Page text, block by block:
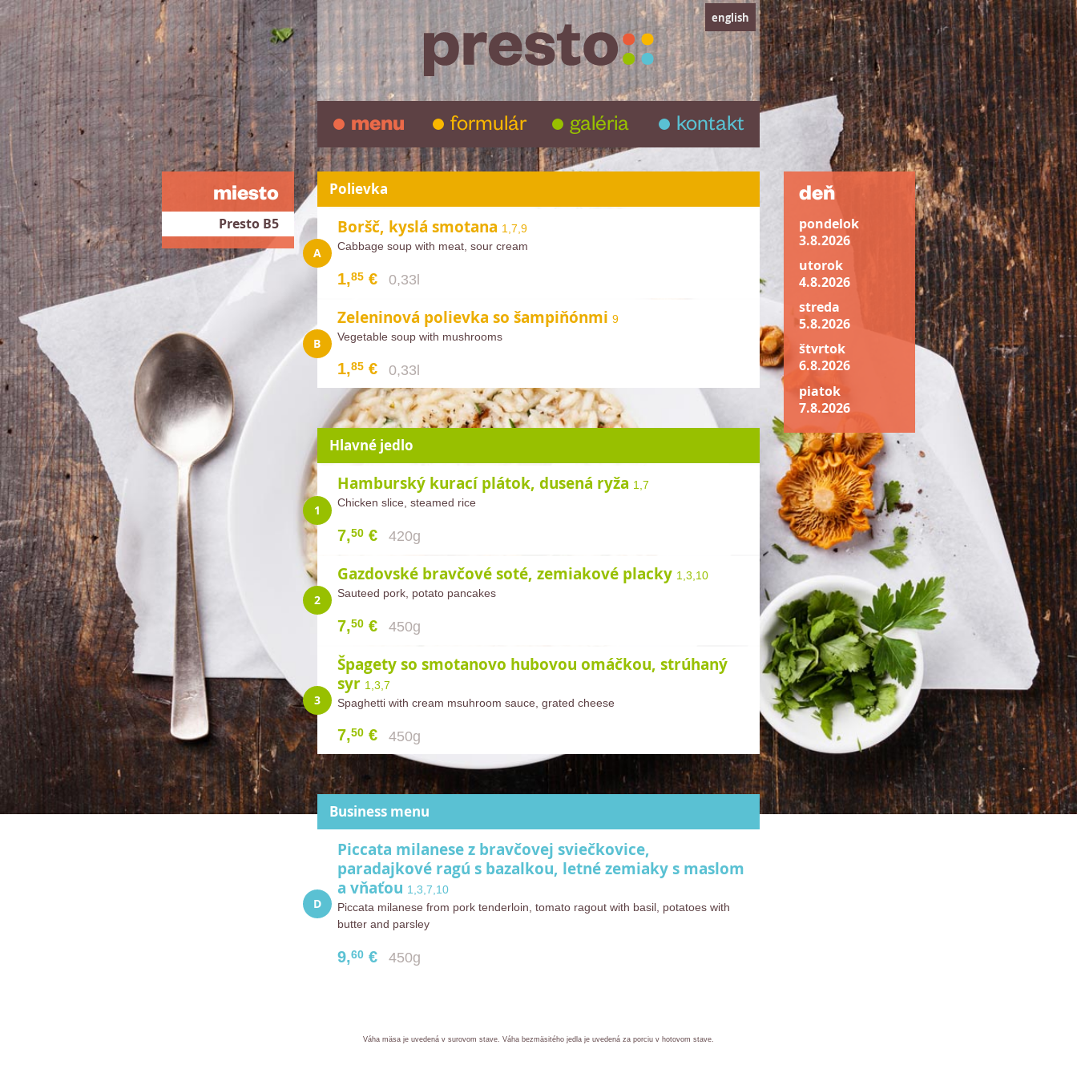
menu formulár galéria kontakt
english
miesto
Presto B5
deň
pondelok
3.8.2026
utorok
4.8.2026
streda
5.8.2026
štvrtok
6.8.2026
piatok
7.8.2026
Polievka
Boršč, kyslá smotana 1,7,9
Cabbage soup with meat, sour cream
1,85€ 0,33l
Zeleninová polievka so šampiňónmi 9
Vegetable soup with mushrooms
1,85€ 0,33l
Hlavné jedlo
Hamburský kurací plátok, dusená ryža 1,7
Chicken slice, steamed rice
7,50€ 420g
Gazdovské bravčové soté, zemiakové placky 1,3,10
Sauteed pork, potato pancakes
7,50€ 450g
Špagety so smotanovo hubovou omáčkou, strúhaný
syr 1,3,7
Spaghetti with cream msuhroom sauce, grated cheese
7,50€ 450g
Business menu
Piccata milanese z bravčovej sviečkovice,
paradajkové ragú s bazalkou, letné zemiaky s maslom
a vňaťou 1,3,7,10
Piccata milanese from pork tenderloin, tomato ragout with basil, potatoes with
butter and parsley
9,60€ 450g
Váha mäsa je uvedená v surovom stave. Váha bezmäsitého jedla je uvedená za porciu v hotovom stave.